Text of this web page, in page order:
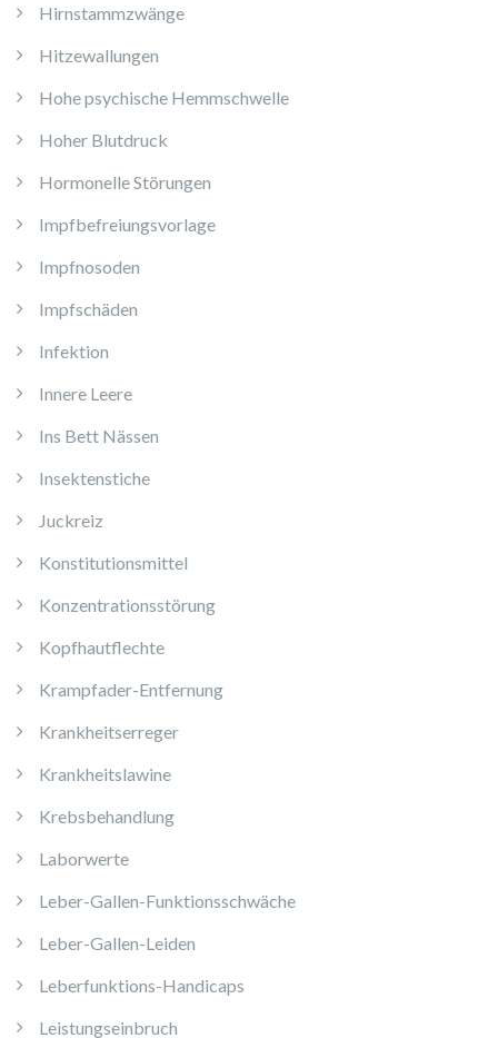
Hirnstammzwänge
Hitzewallungen
Hohe psychische Hemmschwelle
Hoher Blutdruck
Hormonelle Störungen
Impfbefreiungsvorlage
Impfnosoden
Impfschäden
Infektion
Innere Leere
Ins Bett Nässen
Insektenstiche
Juckreiz
Konstitutionsmittel
Konzentrationsstörung
Kopfhautflechte
Krampfader-Entfernung
Krankheitserreger
Krankheitslawine
Krebsbehandlung
Laborwerte
Leber-Gallen-Funktionsschwäche
Leber-Gallen-Leiden
Leberfunktions-Handicaps
Leistungseinbruch